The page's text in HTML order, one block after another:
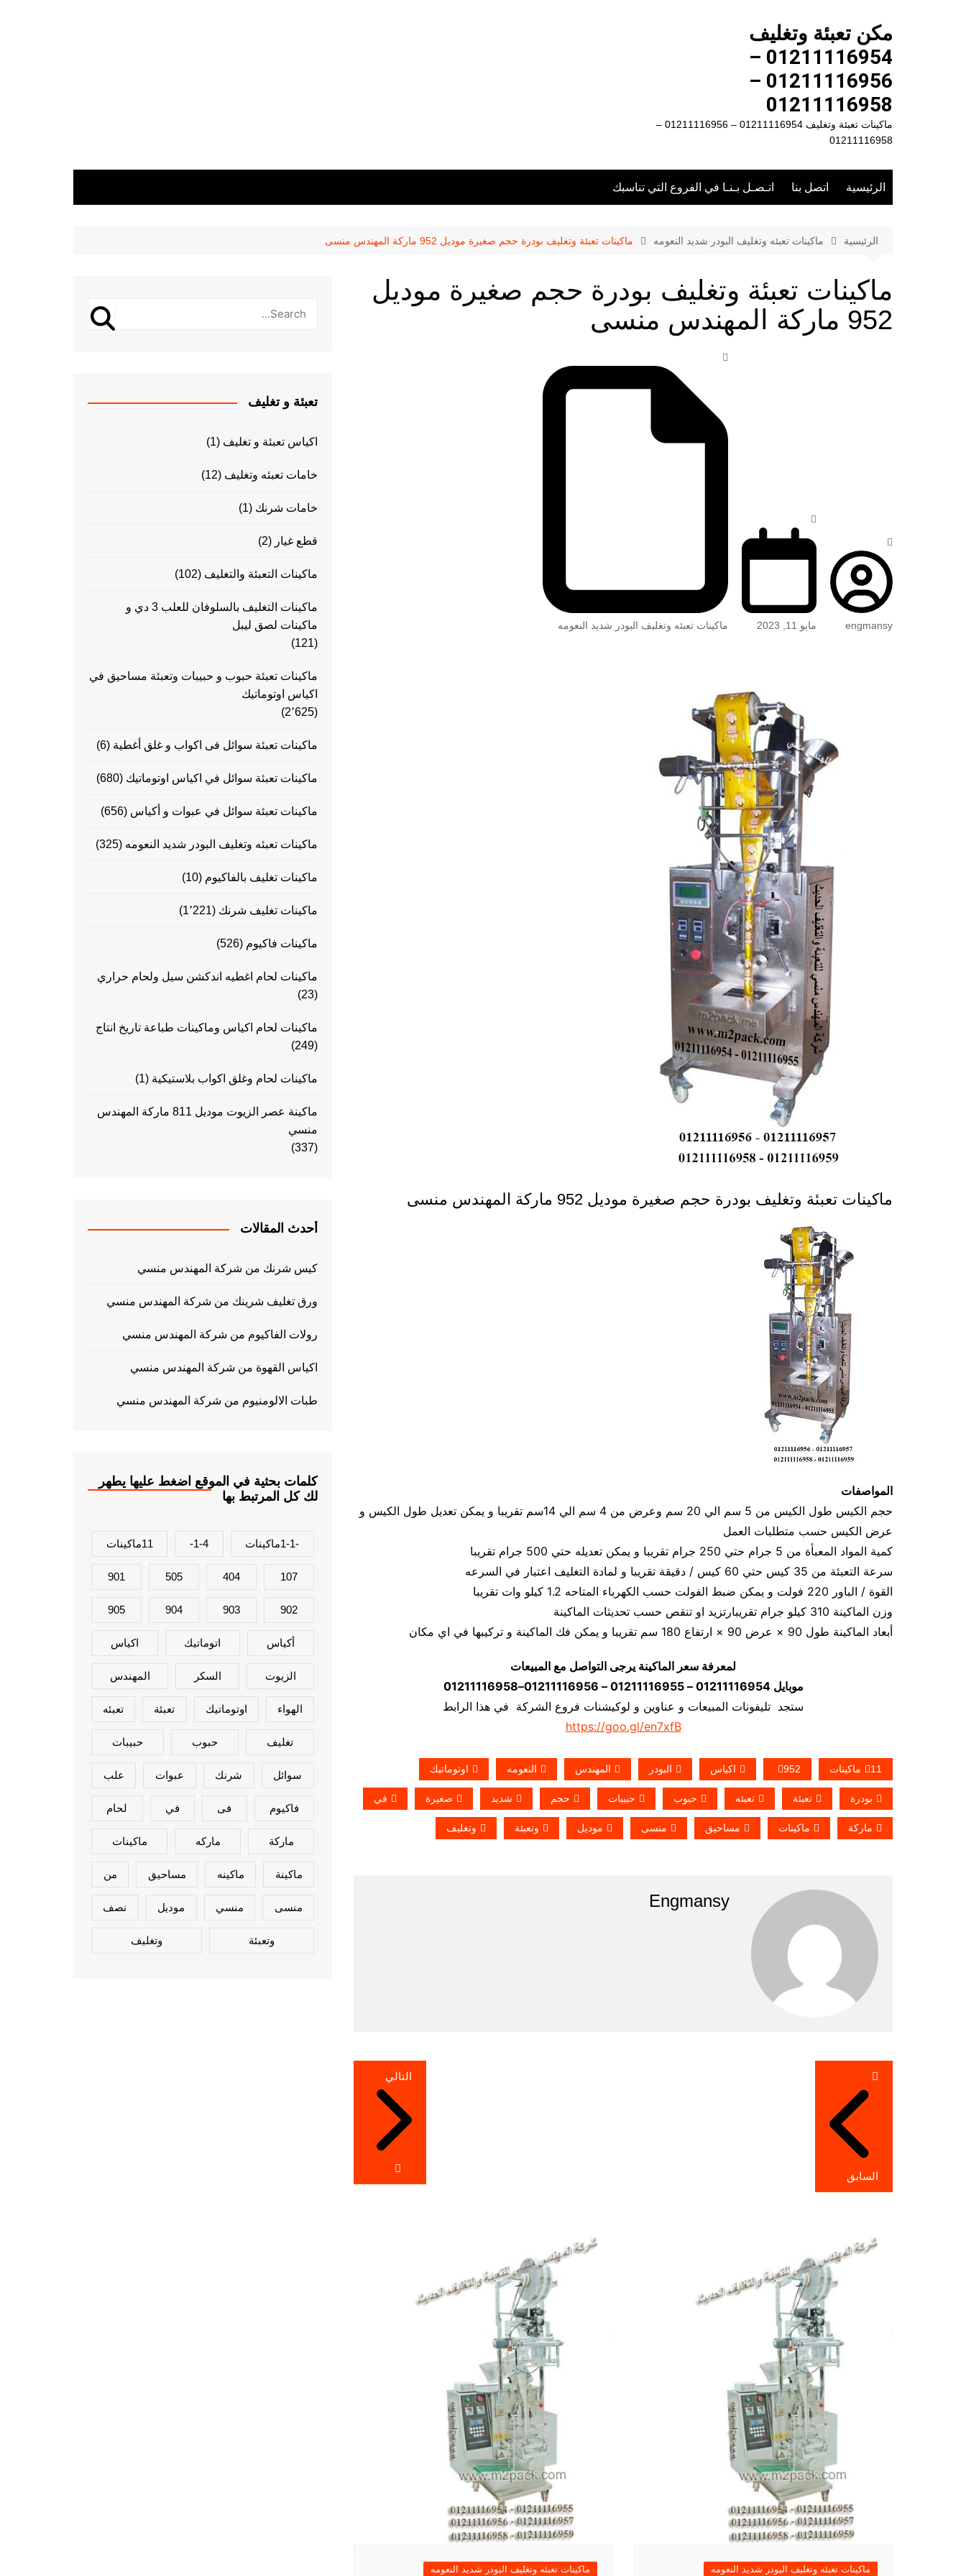
مكن تعبئة وتغليف
01211116954 –
01211116956 –
01211116958
ماكينات تعبئة وتغليف 01211116954 – 01211116956 –
01211116958
الرئيسية اتصل بنا اتـصـل بـنـا في الفروع التي تناسبك
الرئيسية ماكينات تعبئه وتغليف البودر شديد النعومه ماكينات تعبئة وتغليف بودرة حجم صغيرة موديل 952 ماركة المهندس منسى
ماكينات تعبئة وتغليف بودرة حجم صغيرة موديل
952 ماركة المهندس منسى
engmansy مايو 11, 2023 ماكينات تعبئه وتغليف البودر شديد النعومه
ماكينات تعبئة وتغليف بودرة حجم صغيرة موديل 952 ماركة المهندس منسى
المواصفات
حجم الكيس طول الكيس من 5 سم الي 20 سم وعرض من 4 سم الي 14سم تقريبا و يمكن تعديل طول الكيس و
عرض الكيس حسب متطلبات العمل
كمية المواد المعبأة من 5 جرام حتي 250 جرام تقريبا و يمكن تعديله حتي 500 جرام تقريبا
سرعة التعبئة من 35 كيس حتي 60 كيس / دقيقة تقريبا و لمادة التغليف اعتبار في السرعه
القوة / الباور 220 فولت و يمكن ضبط الفولت حسب الكهرباء المتاحه 1.2 كيلو وات تقريبا
وزن الماكينة 310 كيلو جرام تقريبارتزيد او تنقص حسب تحديثات الماكينة
أبعاد الماكينة طول 90 × عرض 90 × ارتفاع 180 سم تقريبا و يمكن فك الماكينة و تركيبها في اي مكان
لمعرفة سعر الماكينة يرجى التواصل مع المبيعات
موبايل 01211116954 – 01211116955 – 01211116956–01211116958
ستجد تليفونات المبيعات و عناوين و لوكيشنات فروع الشركة في هذا الرابط
https://goo.gl/en7xfB
11ماكينات 952 اكياس البودر المهندس النعومه اوتوماتيك
بودرة تعبئة تعبئه حبوب حبيبات حجم شديد صغيرة في
ماركة ماكينات مساحيق منسى موديل وتعبئة وتغليف
Engmansy
تصفّح
المقالات
السابق
التالي
ماكينات تعبئه وتغليف البودر شديد النعومه ماكينات تعبئه وتغليف البودر شديد النعومه
تعبئة و تغليف
اكياس تعبئة و تغليف (1)
خامات تعبئه وتغليف (12)
خامات شرنك (1)
قطع غيار (2)
ماكينات التعبئة والتغليف (102)
ماكينات التغليف بالسلوفان للعلب 3 دي و
ماكينات لصق ليبل
(121)
ماكينات تعبئة حبوب و حبيبات وتعبئة مساحيق في
اكياس اوتوماتيك
(2٬625)
ماكينات تعبئة سوائل فى اكواب و غلق أغطية (6)
ماكينات تعبئة سوائل في اكياس اوتوماتيك (680)
ماكينات تعبئة سوائل في عبوات و أكياس (656)
ماكينات تعبئه وتغليف البودر شديد النعومه (325)
ماكينات تغليف بالفاكيوم (10)
ماكينات تغليف شرنك (1٬221)
ماكينات فاكيوم (526)
ماكينات لحام اغطيه اندكشن سيل ولحام حراري
(23)
ماكينات لحام اكياس وماكينات طباعة تاريخ انتاج
(249)
ماكينات لحام وغلق اكواب بلاستيكية (1)
ماكينة عصر الزيوت موديل 811 ماركة المهندس
منسي
(337)
أحدث المقالات
كيس شرنك من شركة المهندس منسي
ورق تغليف شرينك من شركة المهندس منسي
رولات الفاكيوم من شركة المهندس منسي
اكياس القهوة من شركة المهندس منسي
طبات الالومنيوم من شركة المهندس منسي
كلمات بحثية في الموقع اضغط عليها يطهر
لك كل المرتبط بها
-1-1ماكينات 1-4- 11ماكينات
107
404
505
901
902
903
904
905
أكياس اتوماتيك اكياس
الزيوت السكر المهندس
الهواء اوتوماتيك تعبئة تعبئه
تغليف حبوب حبيبات
سوائل شرنك عبوات علب
فاكيوم فى في لحام
ماركة ماركه ماكينات
ماكينة ماكينه مساحيق من
منسى منسي موديل نصف
وتعبئة وتغليف